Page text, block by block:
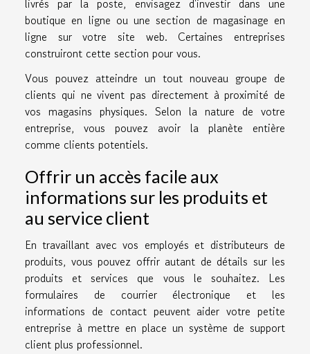
livrés par la poste, envisagez d'investir dans une
boutique en ligne ou une section de magasinage en
ligne sur votre site web. Certaines entreprises
construiront cette section pour vous.
Vous pouvez atteindre un tout nouveau groupe de
clients qui ne vivent pas directement à proximité de
vos magasins physiques. Selon la nature de votre
entreprise, vous pouvez avoir la planète entière
comme clients potentiels.
Offrir un accès facile aux
informations sur les produits et
au service client
En travaillant avec vos employés et distributeurs de
produits, vous pouvez offrir autant de détails sur les
produits et services que vous le souhaitez. Les
formulaires de courrier électronique et les
informations de contact peuvent aider votre petite
entreprise à mettre en place un système de support
client plus professionnel.